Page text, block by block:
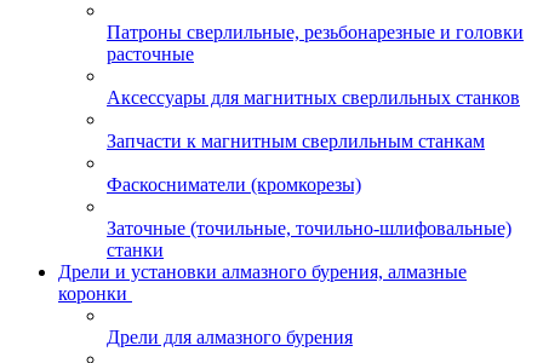
Патроны сверлильные, резьбонарезные и головки
расточные
Аксессуары для магнитных сверлильных станков
Запчасти к магнитным сверлильным станкам
Фаскосниматели (кромкорезы)
Заточные (точильные, точильно-шлифовальные)
станки
Дрели и установки алмазного бурения, алмазные
коронки
Дрели для алмазного бурения